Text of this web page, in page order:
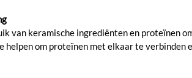
van keramische ingrediënten en proteïnen
helpen om proteïnen met elkaar te